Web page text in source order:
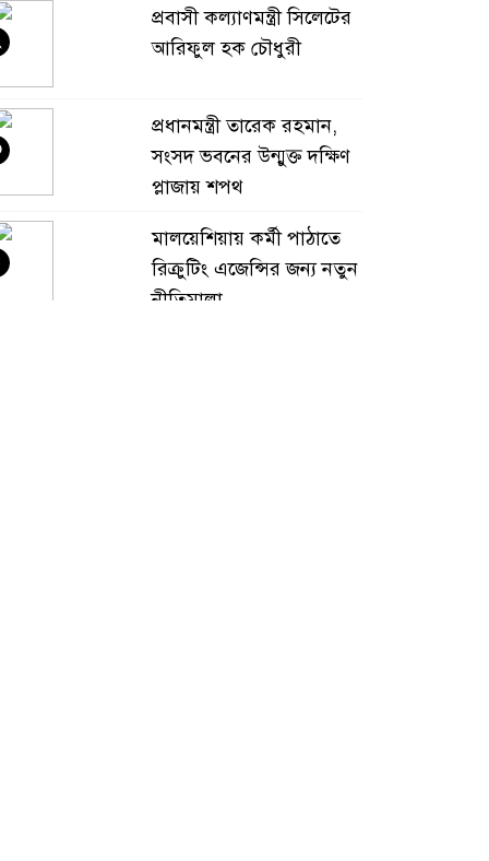
প্রবাসী কল্যাণমন্ত্রী সিলেটের
আরিফুল হক চৌধুরী
প্রধানমন্ত্রী তারেক রহমান,
সংসদ ভবনের উন্মুক্ত দক্ষিণ
প্লাজায় শপথ
মালয়েশিয়ায় কর্মী পাঠাতে
রিক্রুটিং এজেন্সির জন্য নতুন
নীতিমালা